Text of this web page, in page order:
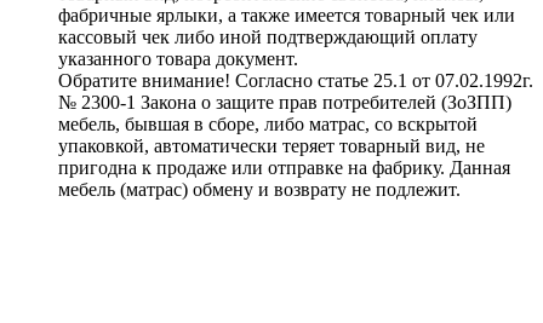
фабричные ярлыки, а также имеется товарный чек или
кассовый чек либо иной подтверждающий оплату
указанного товара документ.
Обратите внимание! Согласно статье 25.1 от 07.02.1992г.
№ 2300-1 Закона о защите прав потребителей (ЗоЗПП)
мебель, бывшая в сборе, либо матрас, со вскрытой
упаковкой, автоматически теряет товарный вид, не
пригодна к продаже или отправке на фабрику. Данная
мебель (матрас) обмену и возврату не подлежит.